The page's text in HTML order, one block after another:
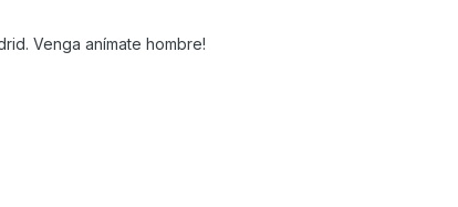
Venga anímate hombre!